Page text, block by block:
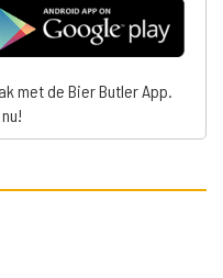
met de Bier Butler App.